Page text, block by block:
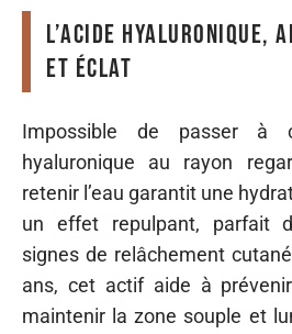
L’acide hyaluronique,
et éclat
Impossible de passer à
hyaluronique au rayon
retenir l’eau garantit une
un effet repulpant, parfait
signes de relâchement
ans, cet actif aide à
maintenir la zone souple et